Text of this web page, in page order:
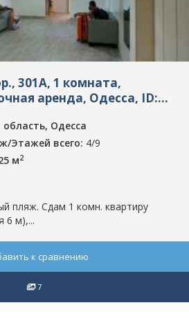
301А, 1 комната,
аренда, Одесса, ID:
Одесса
Этажей всего: 4/9
м2
пляж. Сдам 1 комн. квартиру
6 м),...
к сравнению
7